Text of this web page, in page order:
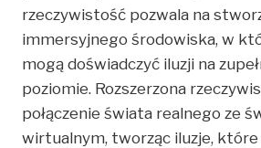
rzeczywistość pozwala na
immersyjnego środowiska, w
mogą doświadczyć iluzji na
poziomie. Rozszerzona
połączenie świata realnego ze
wirtualnym, tworząc iluzje, które